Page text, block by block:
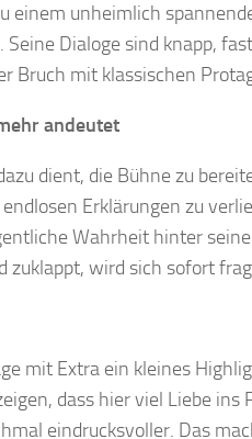
einem unheimlich
Dialoge sind knapp,
Bruch mit klassischen
andeutet
dient, die Bühne zu
Erklärungen zu
Wahrheit hinter
zuklappt, wird sich sofort
mit Extra ein kleines
dass hier viel Liebe
eindrucksvoller. Das